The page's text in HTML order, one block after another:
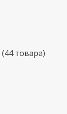
44 товара